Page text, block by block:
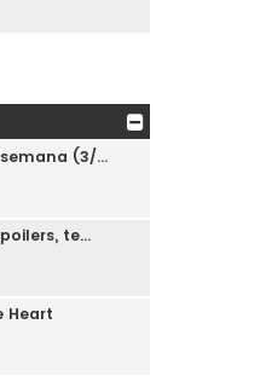
semana (3/…
te…
Heart